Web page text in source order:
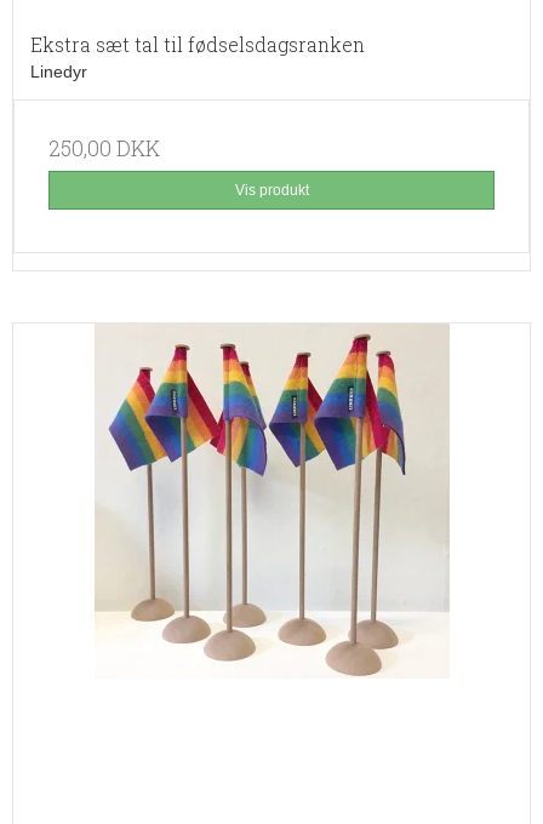
Ekstra sæt tal til fødselsdagsranken
Linedyr
250,00 DKK
Vis produkt